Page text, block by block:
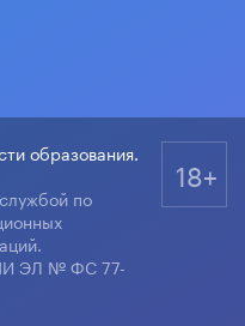
образования.
по
ЭЛ № ФС 77-
18+